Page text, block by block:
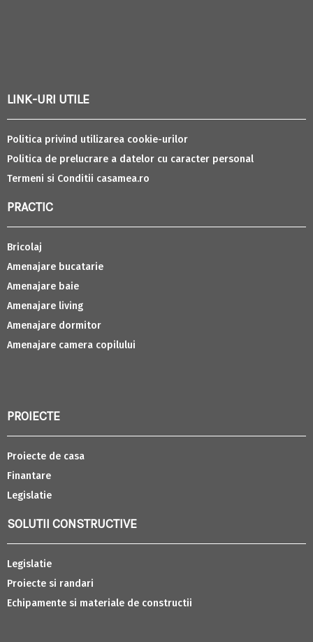
LINK-URI UTILE
Politica privind utilizarea cookie-urilor
Politica de prelucrare a datelor cu caracter personal
Termeni si Conditii casamea.ro
PRACTIC
Bricolaj
Amenajare bucatarie
Amenajare baie
Amenajare living
Amenajare dormitor
Amenajare camera copilului
PROIECTE
Proiecte de casa
Finantare
Legislatie
SOLUTII CONSTRUCTIVE
Legislatie
Proiecte si randari
Echipamente si materiale de constructii